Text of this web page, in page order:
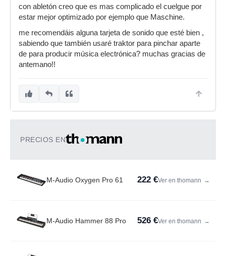
con abletón creo que es mas complicado el cuelgue por
estar mejor optimizado por ejemplo que Maschine.
me recomendáis alguna tarjeta de sonido que esté bien ,
sabiendo que también usaré traktor para pinchar aparte
de para producir música electrónica? muchas gracias de
antemano!!
PRECIOS EN
M-Audio Oxygen Pro 61 222 €Ver en thomann →
M-Audio Hammer 88 Pro 526 €Ver en thomann →